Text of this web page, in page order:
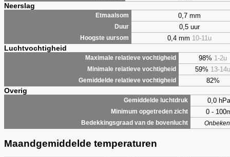
Neerslag
Etmaalsom 0,7 mm
Duur 0,5 uur
Hoogste uursom 0,4 mm 10-11u
Luchtvochtigheid
Maximale relatieve vochtigheid 98% 1-2u
Minimale relatieve vochtigheid 59% 13-14u
Gemiddelde relatieve vochtigheid 82%
Overig
Gemiddelde luchtdruk 0,0 hPa
Minimum opgetreden zicht 0 -
Bedekkingsgraad van de bovenlucht
Maandgemiddelde temperaturen